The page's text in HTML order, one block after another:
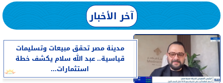
آخر الأخبار
مدينة مصر تحقق مبيعات وتسليمات
قياسية.. عبد الله سلام يكشف خطة
استثمارات...